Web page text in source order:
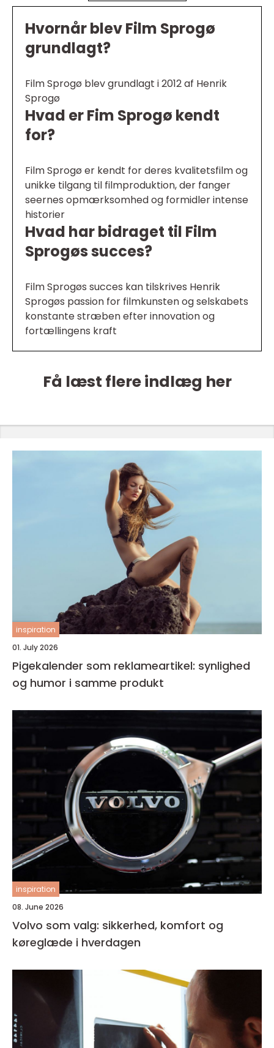
Hvornår blev Film Sprogø
grundlagt?
Film Sprogø blev grundlagt i 2012 af Henrik
Sprogø
Hvad er Fim Sprogø kendt
for?
Film Sprogø er kendt for deres kvalitetsfilm og
unikke tilgang til filmproduktion, der fanger
seernes opmærksomhed og formidler intense
historier
Hvad har bidraget til Film
Sprogøs succes?
Film Sprogøs succes kan tilskrives Henrik
Sprogøs passion for filmkunsten og selskabets
konstante stræben efter innovation og
fortællingens kraft
Få læst flere indlæg her
inspiration
01. July 2026
Pigekalender som reklameartikel: synlighed
og humor i samme produkt
inspiration
08. June 2026
Volvo som valg: sikkerhed, komfort og
køreglæde i hverdagen